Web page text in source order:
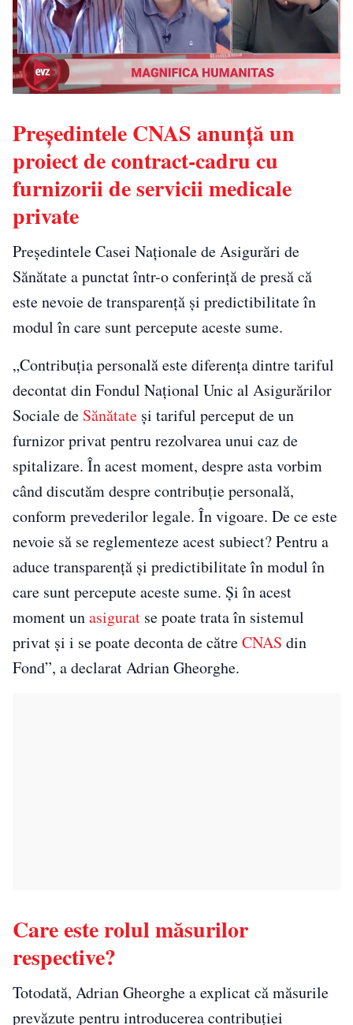
Președintele CNAS anunță un
proiect de contract-cadru cu
furnizorii de servicii medicale
private
Preşedintele Casei Naţionale de Asigurări de
Sănătate a punctat într-o conferință de presă că
este nevoie de transparenţă şi predictibilitate în
modul în care sunt percepute aceste sume.
„Contribuţia personală este diferenţa dintre tariful
decontat din Fondul Naţional Unic al Asigurărilor
Sociale de Sănătate şi tariful perceput de un
furnizor privat pentru rezolvarea unui caz de
spitalizare. În acest moment, despre asta vorbim
când discutăm despre contribuţie personală,
conform prevederilor legale. În vigoare. De ce este
nevoie să se reglementeze acest subiect? Pentru a
aduce transparenţă şi predictibilitate în modul în
care sunt percepute aceste sume. Şi în acest
moment unasigurat se poate trata în sistemul
privat şi i se poate deconta de cătreCNAS din
Fond”, a declarat Adrian Gheorghe.
Care este rolul măsurilor
respective?
Totodată, Adrian Gheorghe a explicat că măsurile
prevăzute pentru introducerea contribuţiei